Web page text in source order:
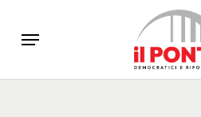
main
Menu